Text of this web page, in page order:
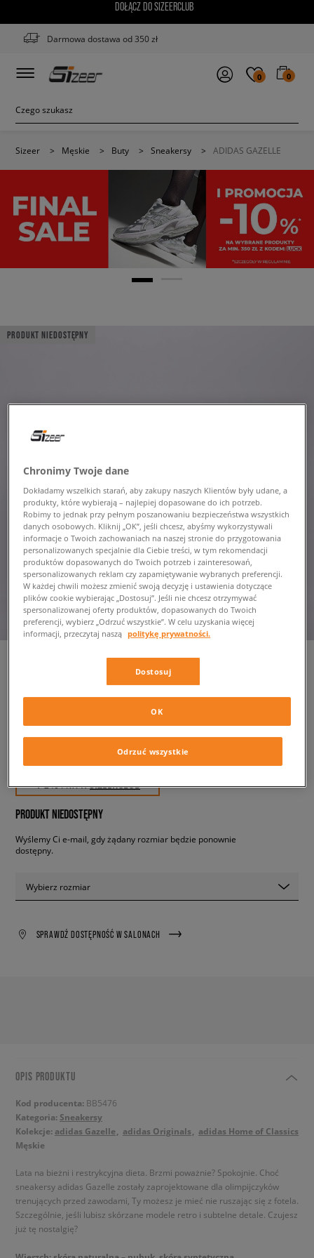
DOŁĄCZ DO SIZEERCLUB
Darmowa dostawa od 350 zł
0 0
Sizeer > Męskie > Buty > Sneakersy > ADIDAS GAZELLE
PRODUKT NIEDOSTĘPNY
ADIDAS GAZELLE
✛ 240 PKT. WSIZEERCLUB
PRODUKT NIEDOSTĘPNY
Wyślemy Ci e-mail, gdy żądany rozmiar będzie ponownie
dostępny.
Wybierz rozmiar
SPRAWDŹ DOSTĘPNOŚĆ W SALONACH
OPIS PRODUKTU
Kod producenta: BB5476
Kategoria: Sneakersy
Kolekcje: adidas Gazelle adidas Originals
adidas Home of Classics
Męskie
Lata na bieżni i restrykcyjna dieta. Brzmi poważnie? Spokojnie. Choć
sneakersy adidas Gazelle zostały zaprojektowane dla olimpijczyków
trenujących przed zawodami, Ty możesz je mieć nie ruszając się z fotela.
Szczególnie, jeśli lubisz skórzane modele retro i subtelne detale. Czujesz
już tę nostalgię?
Chronimy Twoje dane
Dokładamy wszelkich starań, aby zakupy naszych Klientów były udane, a
produkty, które wybierają – najlepiej dopasowane do ich potrzeb.
Robimy to jednak przy pełnym poszanowaniu bezpieczeństwa wszystkich
danych osobowych. Kliknij „OK”, jeśli chcesz, abyśmy wykorzystywali
informacje o Twoich zachowaniach na naszej stronie do przygotowania
personalizowanych specjalnie dla Ciebie treści, w tym rekomendacji
produktów dopasowanych do Twoich potrzeb i zainteresowań,
spersonalizowanych reklam czy zapamiętywanie wybranych preferencji.
W każdej chwili możesz zmienić swoją decyzję i ustawienia dotyczące
plików cookie wybierając „Dostosuj”. Jeśli nie chcesz otrzymywać
spersonalizowanej oferty produktów, dopasowanych do Twoich
preferencji, wybierz „Odrzuć wszystkie”. W celu uzyskania więcej
informacji, przeczytaj naszą politykę prywatności.
Dostosuj
Odrzuć wszystkie
OK